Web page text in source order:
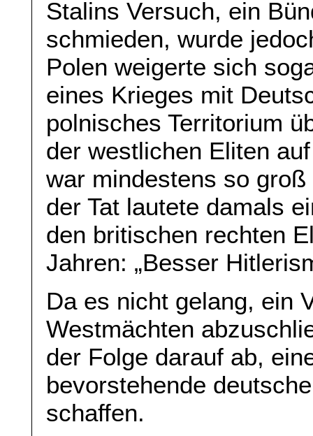
Stalins Versuch, ein
schmieden, wurde
Polen weigerte sich
eines Krieges mit
polnisches Territorium
der westlichen Eliten
war mindestens so
der Tat lautete damals
den britischen rechten
Jahren: „Besser
Da es nicht gelang, ein
Westmächten
der Folge darauf ab,
bevorstehende
schaffen.